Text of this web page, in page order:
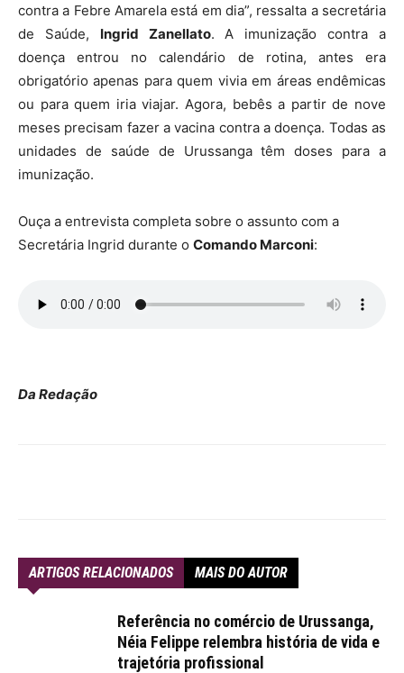
contra a Febre Amarela está em dia”, ressalta a secretária
de Saúde, Ingrid Zanellato. A imunização contra a
doença entrou no calendário de rotina, antes era
obrigatório apenas para quem vivia em áreas endêmicas
ou para quem iria viajar. Agora, bebês a partir de nove
meses precisam fazer a vacina contra a doença. Todas as
unidades de saúde de Urussanga têm doses para a
imunização.
Ouça a entrevista completa sobre o assunto com a
Secretária Ingrid durante o Comando Marconi:
Da Redação
ARTIGOS RELACIONADOS MAIS DO AUTOR
Referência no comércio de Urussanga,
Néia Felippe relembra história de vida e
trajetória profissional